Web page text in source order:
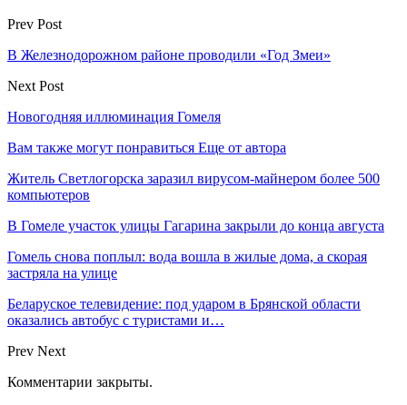
Prev Post
В Железнодорожном районе проводили «Год Змеи»
Next Post
Новогодняя иллюминация Гомеля
Вам также могут понравиться Еще от автора
Житель Светлогорска заразил вирусом-майнером более 500
компьютеров
В Гомеле участок улицы Гагарина закрыли до конца августа
Гомель снова поплыл: вода вошла в жилые дома, а скорая
застряла на улице
Беларуское телевидение: под ударом в Брянской области
оказались автобус с туристами и…
Prev Next
Комментарии закрыты.